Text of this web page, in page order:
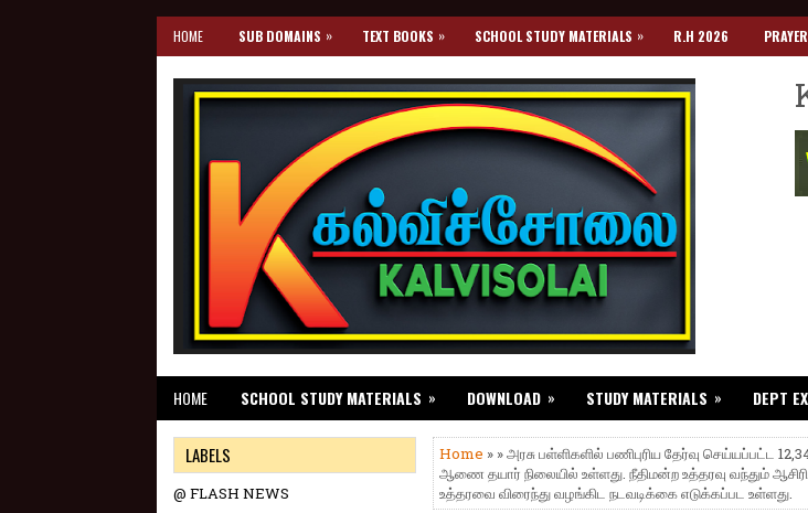
HOME SUB DOMAINS » TEXT BOOKS » SCHOOL STUDY MATERIALS » R.H 2026 PRAYER
HOME SCHOOL STUDY MATERIALS » DOWNLOAD » STUDY MATERIALS » DEPT
Home » » அரசு பள்ளிகளில் பணிபுரிய தேர்வு செய்யப்பட்ட
ஆணை தயார் நிலையில் உள்ளது. நீதிமன்ற உத்தரவு வந்தும்
உத்தரவை விரைந்து வழங்கிட நடவடிக்கை எடுக்கப்பட உள்ளது.
LABELS
@ FLASH NEWS